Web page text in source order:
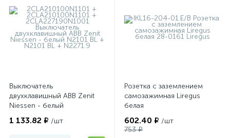
Выключатель
двухклавишный ABB Zenit
Niessen - белый
1 133.82 ₽ /шт
Розетка с заземлением
самозажимная Liregus
белая
602.40 ₽ /шт
753 ₽